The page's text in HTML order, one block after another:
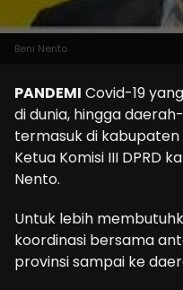
Beni Nento
PANDEMI Covid-19
di dunia, hingga
termasuk di
Ketua Komisi III DPRD
Nento.
Untuk lebih
koordinasi bersama
provinsi sampai ke